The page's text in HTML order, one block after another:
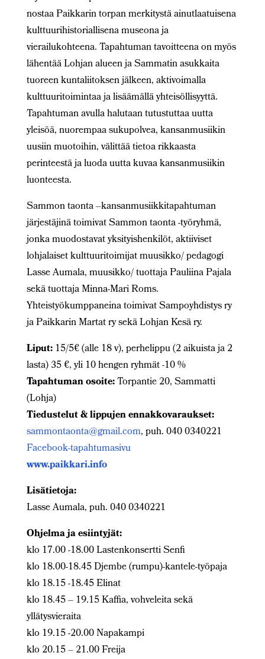
nostaa Paikkarin torpan merkitystä ainutlaatuisena
kulttuurihistoriallisena museona ja
vierailukohteena. Tapahtuman tavoitteena on myös
lähentää Lohjan alueen ja Sammatin asukkaita
tuoreen kuntaliitoksen jälkeen, aktivoimalla
kulttuuritoimintaa ja lisäämällä yhteisöllisyyttä.
Tapahtuman avulla halutaan tutustuttaa uutta
yleisöä, nuorempaa sukupolvea, kansanmusiikin
uusiin muotoihin, välittää tietoa rikkaasta
perinteestä ja luoda uutta kuvaa kansanmusiikin
luonteesta.
Sammon taonta –kansanmusiikkitapahtuman
järjestäjinä toimivat Sammon taonta -työryhmä,
jonka muodostavat yksityishenkilöt, aktiiviset
lohjalaiset kulttuuritoimijat muusikko/ pedagogi
Lasse Aumala, muusikko/ tuottaja Pauliina Pajala
sekä tuottaja Minna-Mari Roms.
Yhteistyökumppaneina toimivat Sampoyhdistys ry
ja Paikkarin Martat ry sekä Lohjan Kesä ry.
Liput:15/5€ (alle 18 v), perhelippu (2 aikuista ja 2
lasta) 35 €, yli 10 hengen ryhmät -10 %
Tapahtuman osoite:Torpantie 20, Sammatti
(Lohja)
Tiedustelut & lippujen ennakkovaraukset:
sammontaonta@gmail.com, puh. 040 0340221
Facebook-tapahtumasivu
www.paikkari.info
Lisätietoja:
Lasse Aumala, puh. 040 0340221
Ohjelma ja esiintyjät:
klo 17.00 -18.00 Lastenkonsertti Senfi
klo 18.00-18.45 Djembe (rumpu)-kantele-työpaja
klo 18.15 -18.45 Elinat
klo 18.45 – 19.15 Kaffia, vohveleita sekä
yllätysvieraita
klo 19.15 -20.00 Napakampi
klo 20.15 – 21.00 Freija